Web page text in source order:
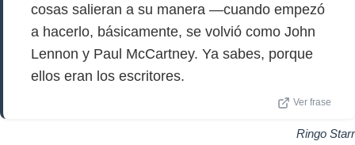
cosas salieran a su manera —cuando empezó
a hacerlo, básicamente, se volvió como John
Lennon y Paul McCartney. Ya sabes, porque
ellos eran los escritores.
Ver frase
Ringo Starr